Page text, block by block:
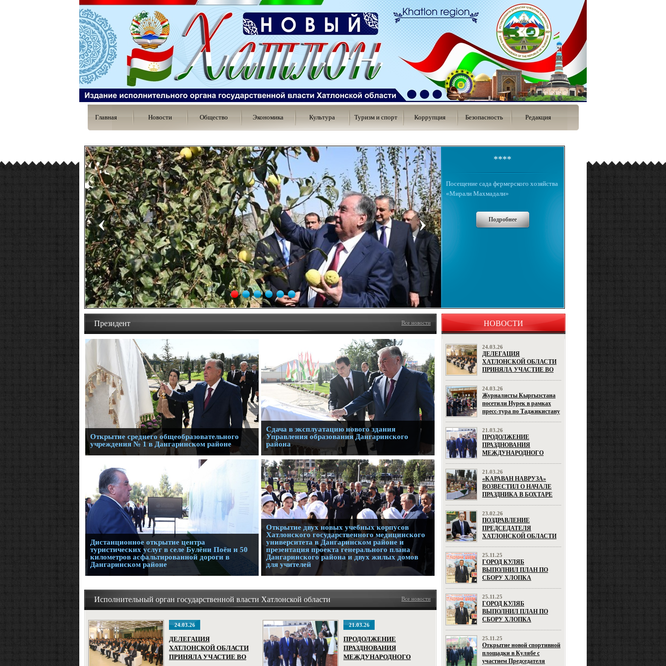
Главная Новости Общество Экономика Культура Туризм и спорт Коррупция Безопасность Редакция
****
Посещение сада фермерского хозяйства
«Мирали Махмадали»
Подробнее
Президент Все новости
Открытие среднего общеобразовательного
учреждения № 1 в Дангаринском районе
Сдача в эксплуатацию нового здания
Управления образования Дангаринского
района
Дистанционное открытие центра
туристических услуг в селе Булёни Поён и 50
километров асфальтированной дороги в
Дангаринском районе
Открытие двух новых учебных корпусов
Хатлонского государственного медицинского
университета в Дангаринском районе и
презентация проекта генерального плана
Дангаринского района и двух жилых домов
для учителей
Исполнительный орган государственной власти Хатлонской области Все новости
24.03.26
ДЕЛЕГАЦИЯ
ХАТЛОНСКОЙ ОБЛАСТИ
ПРИНЯЛА УЧАСТИЕ ВО
21.03.26
ПРОДОЛЖЕНИЕ
ПРАЗДНОВАНИЯ
МЕЖДУНАРОДНОГО
НОВОСТИ
24.03.26
ДЕЛЕГАЦИЯ
ХАТЛОНСКОЙ ОБЛАСТИ
ПРИНЯЛА УЧАСТИЕ ВО
МЕЖРЕГИОНАЛЬНОМ
ФОРУМЕ
ПРЕДПРИНИМАТЕЛЬСТВА
ТАДЖИКИСТАНА И
24.03.26
Журналисты Кыргызстана
посетили Нурек в рамках
пресс-тура по Таджикистану
21.03.26
ПРОДОЛЖЕНИЕ
ПРАЗДНОВАНИЯ
МЕЖДУНАРОДНОГО
ХАТЛОНСКОЙ ОБЛАСТИ
21.03.26
«КАРАВАН НАВРУЗА»
ВОЗВЕСТИЛ О НАЧАЛЕ
ПРАЗДНИКА В БОХТАРЕ
23.02.26
ПОЗДРАВЛЕНИЕ
ПРЕДСЕДАТЕЛЯ
ХАТЛОНСКОЙ ОБЛАСТИ
СЛУЧАЮ 33-Й
ГОДОВЩИНЫ СОЗДАНИЯ
ВООРУЖЕННЫХ СИЛ
РЕСПУБЛИКИ
офицеры, сержанты и
солдаты! Дорогие ветераны
Вооружённых Сил! Примите
искренние поздравления
25.11.25
ГОРОД КУЛЯБ
ВЫПОЛНИЛ ПЛАН ПО
СБОРУ ХЛОПКА
25.11.25
ГОРОД КУЛЯБ
ВЫПОЛНИЛ ПЛАН ПО
СБОРУ ХЛОПКА
25.11.25
Открытие новой спортивной
площадки в Кулябе с
участием Председателя